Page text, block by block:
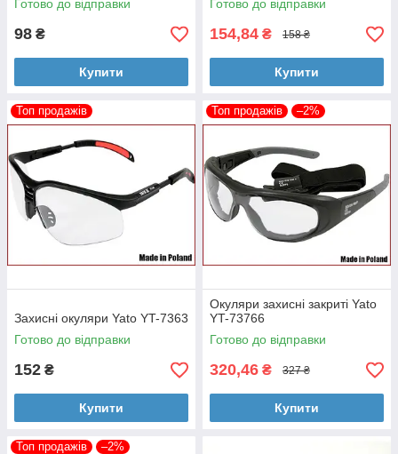
Готово до відправки
98 ₴
Купити
Готово до відправки
154,84 ₴ 158 ₴
Купити
Топ продажів
Захисні окуляри Yato YT-7363
Готово до відправки
152 ₴
Купити
Топ продажів –2%
Окуляри захисні закриті Yato
YT-73766
Готово до відправки
320,46 ₴ 327 ₴
Купити
Топ продажів –2%